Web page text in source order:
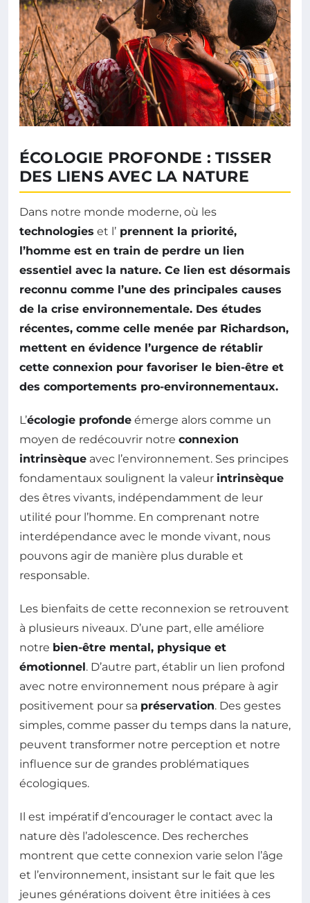
ÉCOLOGIE PROFONDE : TISSER
DES LIENS AVEC LA NATURE
Dans notre monde moderne, où les
technologies et l’ prennent la priorité,
l’homme est en train de perdre un lien
essentiel avec la nature. Ce lien est désormais
reconnu comme l’une des principales causes
de la crise environnementale. Des études
récentes, comme celle menée par Richardson,
mettent en évidence l’urgence de rétablir
cette connexion pour favoriser le bien-être et
des comportements pro-environnementaux.
L’écologie profonde émerge alors comme un
moyen de redécouvrir notre connexion
intrinsèque avec l’environnement. Ses principes
fondamentaux soulignent la valeur intrinsèque
des êtres vivants, indépendamment de leur
utilité pour l’homme. En comprenant notre
interdépendance avec le monde vivant, nous
pouvons agir de manière plus durable et
responsable.
Les bienfaits de cette reconnexion se retrouvent
à plusieurs niveaux. D’une part, elle améliore
notre bien-être mental, physique et
émotionnel. D’autre part, établir un lien profond
avec notre environnement nous prépare à agir
positivement pour sa préservation. Des gestes
simples, comme passer du temps dans la nature,
peuvent transformer notre perception et notre
influence sur de grandes problématiques
écologiques.
Il est impératif d’encourager le contact avec la
nature dès l’adolescence. Des recherches
montrent que cette connexion varie selon l’âge
et l’environnement, insistant sur le fait que les
jeunes générations doivent être initiées à ces